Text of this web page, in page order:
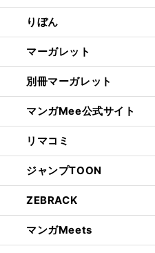
りぼん
マーガレット
別冊マーガレット
マンガMee公式サイト
リマコミ
ジャンプTOON
ZEBRACK
マンガMeets